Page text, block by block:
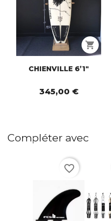
shopping_cart
CHIENVILLE 6’1"
345,00 €
Compléter avec
favorite_border